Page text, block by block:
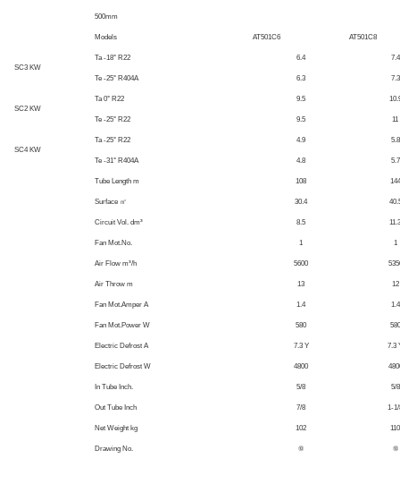
500mm
Models AT501C6 AT501C8
SC3 KW
Ta -18° R22 6.4 7.4
Te -25° R404A 6.3 7.3
SC2 KW
Ta 0° R22 9.5
Te -25° R22 9.5 11
SC4 KW
Ta -25° R22 4.9 5.8
Te -31° R404A 4.8 5.7
Tube Length m 108 144
Surface ㎡ 30.4
Circuit Vol. dm³ 8.5 11.3
Fan Mot.No. 1 1
Air Flow m³/h 5600
Air Throw m 13 12
Fan Mot.Amper A 1.4 1.4
Fan Mot.Power W 580 580
Electric Defrost A 7.3 Y 7.3
Electric Defrost W 4800
In Tube Inch. 5/8 5/8
Out Tube Inch 7/8 1-1/
Net Weight kg 102 110
Drawing No. ⑩ ⑩